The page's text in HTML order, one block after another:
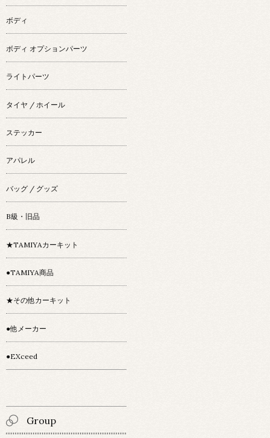
ボディ
ボディ オプションパーツ
ライトパーツ
タイヤ / ホイール
ステッカー
アパレル
バッグ / グッズ
B級・旧品
★TAMIYAカーキット
●TAMIYA商品
★その他カーキット
●他メーカー
●EXceed
Group